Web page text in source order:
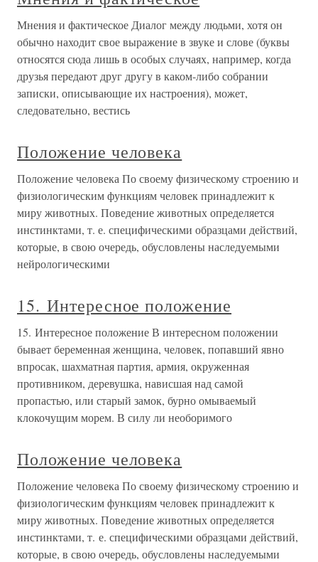
Мнения и фактическое Диалог между людьми, хотя он
обычно находит свое выражение в звуке и слове (буквы
относятся сюда лишь в особых случаях, например, когда
друзья передают друг другу в каком-либо собрании
записки, описывающие их настроения), может,
следовательно, вестись
Положение человека
Положение человека По своему физическому строению и
физиологическим функциям человек принадлежит к
миру животных. Поведение животных определяется
инстинктами, т. е. специфическими образцами действий,
которые, в свою очередь, обусловлены наследуемыми
нейрологическими
15. Интересное положение
15. Интересное положение В интересном положении
бывает беременная женщина, человек, попавший явно
впросак, шахматная партия, армия, окруженная
противником, деревушка, нависшая над самой
пропастью, или старый замок, бурно омываемый
клокочущим морем. В силу ли необоримого
Положение человека
Положение человека По своему физическому строению и
физиологическим функциям человек принадлежит к
миру животных. Поведение животных определяется
инстинктами, т. е. специфическими образцами действий,
которые, в свою очередь, обусловлены наследуемыми